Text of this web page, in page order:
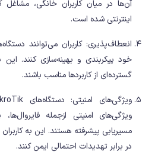
آن‌ها در میان کاربران خانگی،
اینترنتی شده است.
انعطاف‌پذیری: کاربران می‌توانند
خود پیکربندی و بهینه‌سازی کنند.
گسترده‌ای از کاربردها مناسب باشند.
مسیریابی پیشرفته هستند. این به
در برابر تهدیدات احتمالی ایمن کنند.